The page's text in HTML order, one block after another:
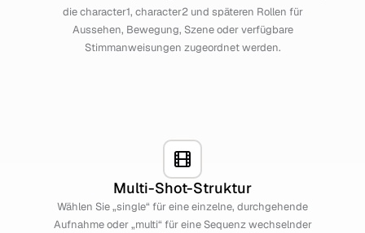
die character1, character2 und späteren Rollen für
Aussehen, Bewegung, Szene oder verfügbare
Stimmanweisungen zugeordnet werden.
Multi-Shot-Struktur
Wählen Sie „single“ für eine einzelne, durchgehende
Aufnahme oder „multi“ für eine Sequenz wechselnder